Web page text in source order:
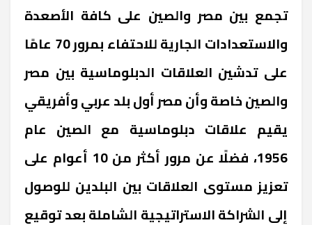
تجمع بين مصر والصين على كافة الأصعدة
والاستعدادات الجارية للاحتفاء بمرور 70 عامًا
على تدشين العلاقات الدبلوماسية بين مصر
والصين خاصة وأن مصر أول بلد عربي وأفريقي
يقيم علاقات دبلوماسية مع الصين عام
1956، فضلًا عن مرور أكثر من 10 أعوام على
تعزيز مستوى العلاقات بين البلدين للوصول
إلى الشراكة الاستراتيجية الشاملة بعد توقيع